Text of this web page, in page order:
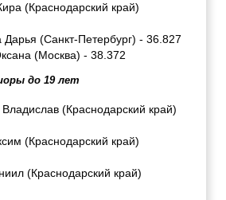
(Краснодарский край)
Дарья (Санкт-Петербург) - 36.827
(Москва) - 38.372
до 19 лет
(Краснодарский край)
(Краснодарский край)
(Краснодарский край)